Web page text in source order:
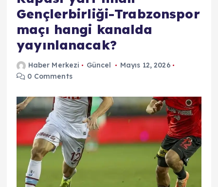
Gençlerbirliği-Trabzonspor
maçı hangi kanalda
yayınlanacak?
Haber Merkezi Güncel
Mayıs 12, 2026
0 Comments